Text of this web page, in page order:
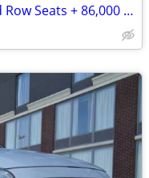
2016 Honda Odyssey EX-L + Third Row Seats + 86,000 Miles